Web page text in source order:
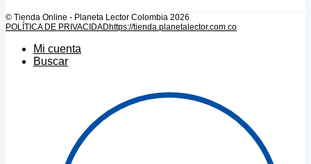
© Tienda Online - Planeta Lector Colombia 2026
POLÍTICA DE PRIVACIDADhttps://tienda.planetalector.com.co
Mi cuenta
Buscar